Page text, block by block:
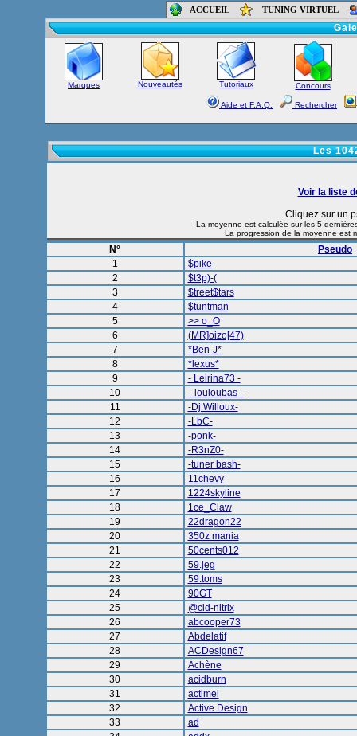
ACCUEIL TUNING VIRTUEL
Accueil-
Marques Nouveautés Tutoriaux Concours
Aide et F.A.Q. Rechercher
Les
Voir la liste
Cliquez sur un
La moyenne est calculée sur les 5
La progression de la moyenne est
N°
Pseudo
1
$pike
2
$t3p)-(
3
$treet$tars
4
$tuntman
5
>> o_O
6
(MR]oizo[47)
7
*Ben-J*
8
*lexus*
9
- Leirina73 -
10
--louloubas--
11
-Dj Willoux-
12
-LbC-
13
-ponk-
14
-R3nZ0-
15
-tuner bash-
16
11chevy
17
1224skyline
18
1ce_Claw
19
22dragon22
20
350z mania
21
50cents012
22
59.jeg
23
59.toms
24
90GT
25
@cid-nitrix
26
abcooper73
27
Abdelatif
28
ACDesign67
29
Achène
30
acidburn
31
actimel
32
Active Design
33
ad